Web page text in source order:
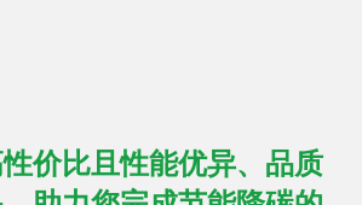
价比且性能优异、品质